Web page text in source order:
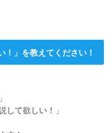
！」を教えてください！
して欲しい！」